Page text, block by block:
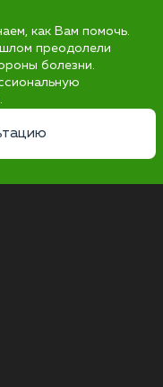
как Вам помочь.
преодолели
болезни.